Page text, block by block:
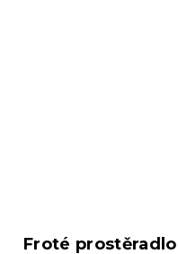
Froté